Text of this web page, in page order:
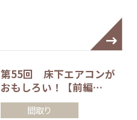
第55回 床下エアコンが
おもしろい！【前編…
間取り